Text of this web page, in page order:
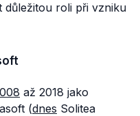
důležitou roli při vzniku
až 2018 jako
(dnes Solitea